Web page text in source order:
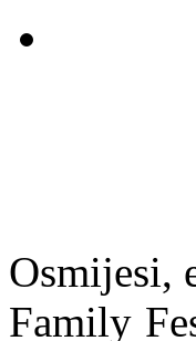
Osmijesi,
Family